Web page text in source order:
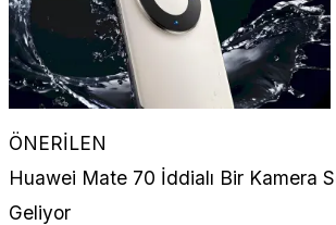
ÖNERİLEN
Huawei Mate 70 İddialı Bir Kamera
Geliyor